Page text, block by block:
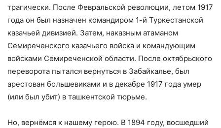
трагически. После Февральской революции, летом 1917
года он был назначен командиром 1-й Туркестанской
казачьей дивизией. Затем, наказным атаманом
Семиреченского казачьего войска и командующим
войсками Семиреченской области. После октябрьского
переворота пытался вернуться в Забайкалье, был
арестован большевиками и в декабре 1917 года умер
(или был убит) в ташкентской тюрьме.
Но, вернёмся к нашему герою. В 1894 году, восшедший